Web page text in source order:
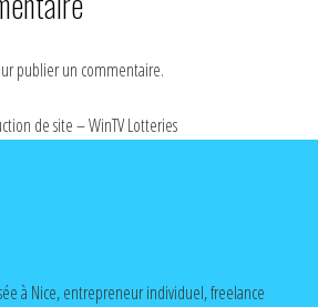
publier un commentaire.
de site – WinTV Lotteries
à Nice, entrepreneur individuel, freelance